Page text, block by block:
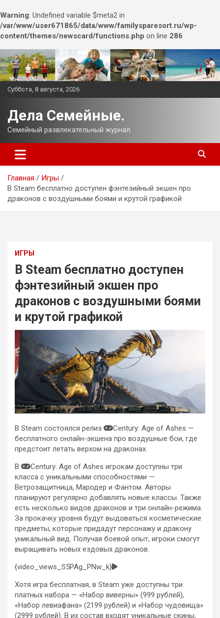
Warning: Undefined variable $meta2 in
/var/www/user671865/data/www/familysparesort.ru/wp-
content/themes/newscard/functions.php on line 286
Перейти
к
содержимому
Суббота, 8 августа, 2026
Дела Семейные.
Семейный развлекательный журнал.
Главная
Игры
В Steam бесплатно доступен фэнтезийный экшен про
драконов с воздушными боями и крутой графикой
ИГРЫ
В Steam бесплатно доступен
фэнтезийный экшен про
драконов с воздушными боями
и крутой графикой
В Steam состоялся релиз
Century: Age of Ashes —
бесплатного онлайн-экшена про воздушные бои, где
предстоит летать верхом на драконах.
В
Century: Age of Ashes игрокам доступны три
класса с уникальными способностями —
Ветрозащитница, Мародер и Фантом. Авторы
планируют регулярно добавлять новые классы. Также
есть несколько видов драконов и три онлайн-режима.
За прокачку уровня будут выдоваться косметические
предметы, которые придадут персонажу и дракону
уникальный вид. Получая боевой опыт, игроки смогут
выращивать новых ездовых драконов.
{video_views_S5PAg_PNw_k}
Хотя игра бесплатная, в Steam уже доступны три
платных набора — «Набор виверны» (999 рублей),
«Набор левиафана» (2199 рублей) и «Набор чудовища»
(2999 рублей). В их состав входят уникальные скины,